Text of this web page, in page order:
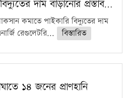
দাম বাড়ানোর প্রস্তাব…
কমাতে পাইকারি বিদ্যুতের দাম
রেগুলেটরি...
বিস্তারিত
১৪ জনের প্রাণহানি